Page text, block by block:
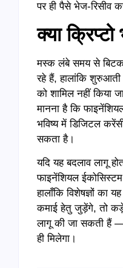
पर ही पैसे भेज-रिसीव
क्या क्रिप्टो
मस्क लंबे समय से
रहे हैं, हालांकि
को शामिल नहीं किया
मानना है कि
भविष्य में डिजिटल
सकता है।
यदि यह बदलाव लागू
फाइनेंशियल
हालाँकि विशेषज्ञों का
कमाई हेतु जुड़ेंगे, तो
लागू की जा सकती हैं
ही मिलेगा।